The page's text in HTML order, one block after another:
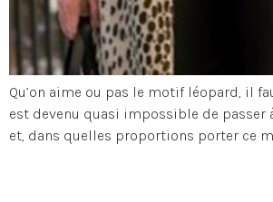
Qu’on aime ou pas le motif léopard, il
est devenu quasi impossible de passer
et, dans quelles proportions porter ce